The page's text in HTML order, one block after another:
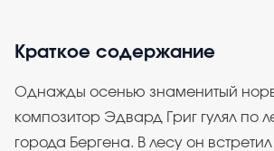
Краткое содержание
Однажды осенью знаменитый
композитор Эдвард Григ гулял по
города Бергена. В лесу он